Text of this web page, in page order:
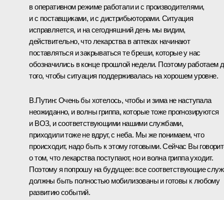
в оперативном режиме работали и с производителями,
и с поставщиками, и с дистрибьюторами. Ситуация
исправляется, и на сегодняшний день мы видим,
действительно, что лекарства в аптеках начинают
поставляться и закрываться те бреши, которые у нас
обозначились в конце прошлой недели. Поэтому работаем
того, чтобы ситуация поддерживалась на хорошем уровне.
В.Путин: Очень бы хотелось, чтобы и зима не наступала
неожиданно, и волны гриппа, которые тоже прогнозируются
и ВОЗ, и соответствующими нашими службами,
приходили тоже не вдруг, с неба. Мы же понимаем, что
происходит, надо быть к этому готовыми. Сейчас Вы
о том, что лекарства поступают, но и волна гриппа уходит.
Поэтому я попрошу на будущее: все соответствующие
должны быть полностью мобилизованы и готовы к любому
развитию событий.